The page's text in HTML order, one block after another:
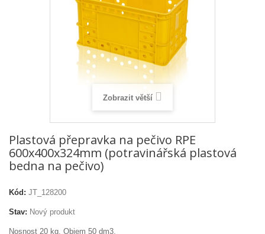
Zobrazit větší
Plastová přepravka na pečivo RPE
600x400x324mm (potravinářská plastová
bedna na pečivo)
Kód: JT_128200
Stav: Nový produkt
Nosnost 20 kg. Objem 50 dm3.